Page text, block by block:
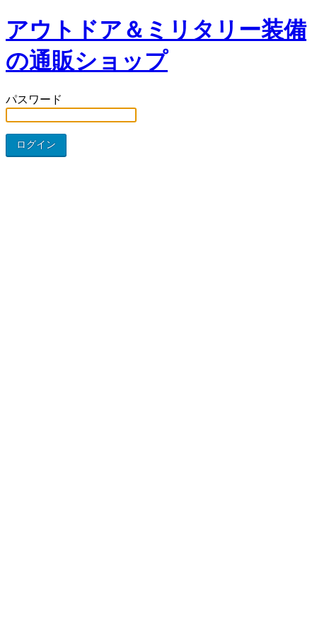
アウトドア＆ミリタリー装備
の通販ショップ
パスワード